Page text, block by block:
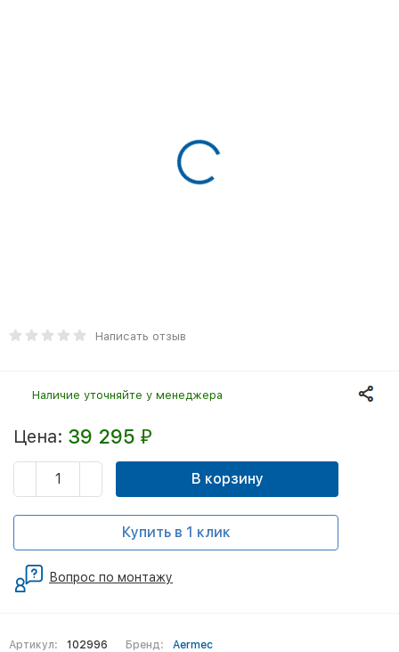
Написать отзыв
Артикул: 102996 Бренд:
Aermec
Наличие уточняйте у менеджера
Цена: 39 295 ₽
В корзину
Купить в 1 клик
Вопрос по монтажу